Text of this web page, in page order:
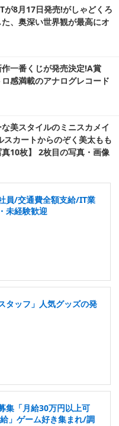
が8月17日発売!がしゃどくろ
、奥深い世界観が最高にオ
作一番くじが発売決定!A賞
感満載のアナログレコード
美スタイルのミニスカメイ
スカートからのぞく美太もも
10枚】 2枚目の写真・画像
員/交通費全額支給/IT業
未経験歓迎
タッフ」人気グッズの発
集「月給30万円以上可
」ゲーム好き集まれ/調